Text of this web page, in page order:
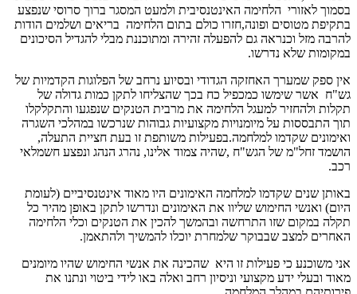
בסמוך לאזורי הלחימה האינטנסיבית ולמעט המסגר ברוך סרוסי שנפצע
בתקיפת מטוסים ופונה,חזרו כולם בתום הלחימה בריאים ושלמים הודות
להרבה מזל וכנראה גם להפעלה זהירה ומתוכננת מבלי להגדיל הסיכונים
במקומות שלא נדרשו.
אין ספק שמערך האחזקה הגדודי ובסיוע נרחב של הפלוגות הקדמיות של
גש"ח אשר שימשו כמכפיל כח בכך שהצליחו לתקן כמות גדולה של
תקלות ולהחזיר למעגל הלחימה את מרבית הטנקים שנפגעו והתקלקלו
תוך התבססות על מיומנויות מקצועיות גבוהות שנרכשו במהלכי השגרה
ואימונים שקדמו למלחמה.בפעילות משותפת זו בעת חציית התעלה,
הושמד זחל"מ של הגש"ח ,שהיה צמוד אלינו, נהרג הנהג ונפצע חשמלאי
רכב.
באותן שנים שקדמו למלחמה האימונים היו מאוד אינטנסיביים (לעומת
היום) ואנשי החימוש שליוו את האימונים ונדרשו לתקן באופן מהיר כל
תקלה במקום שזו התרחשה ובהמשך להכין את הטנקים וכלי הלחימה
האחרים למצב שבבוקר שלמחרת יוכלו להמשיך ולהתאמן.
אני משוכנע כי פעילות זו היא שהכינה את אנשי החימוש שהיו מיומנים
מאוד ובעלי ידע מקצועי וניסיון רחב ואלה באו לידי ביטוי ונתנו את